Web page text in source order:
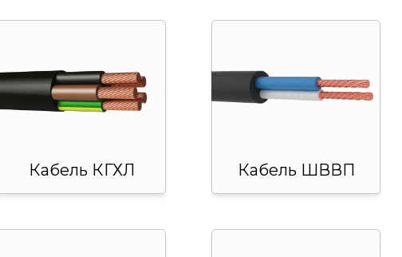
Кабель КГХЛ Кабель ШВВП